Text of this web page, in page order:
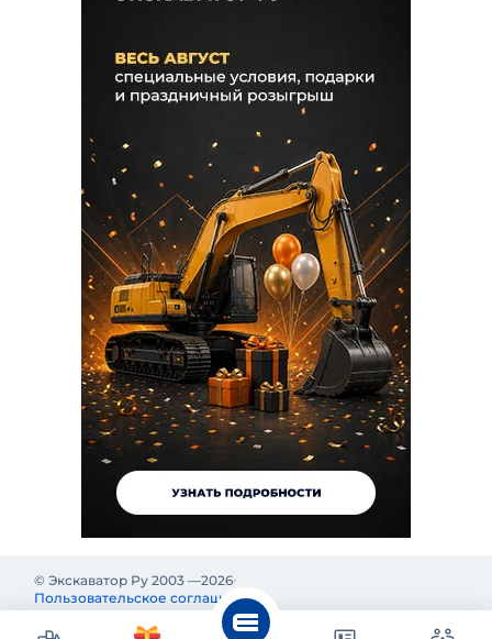
© Экскаватор Ру 2003 —2026
Пользовательское соглашение
Политика конфиденциальности Реклама на Экскаватор Ру